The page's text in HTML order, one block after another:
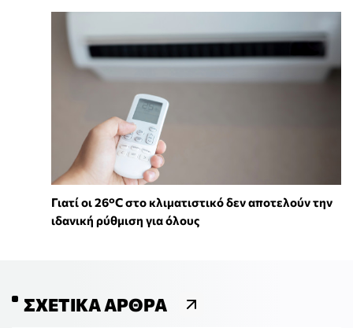
Γιατί οι 26°C στο κλιματιστικό δεν αποτελούν την
ιδανική ρύθμιση για όλους
ΣΧΕΤΙΚΆ ΆΡΘΡΑ